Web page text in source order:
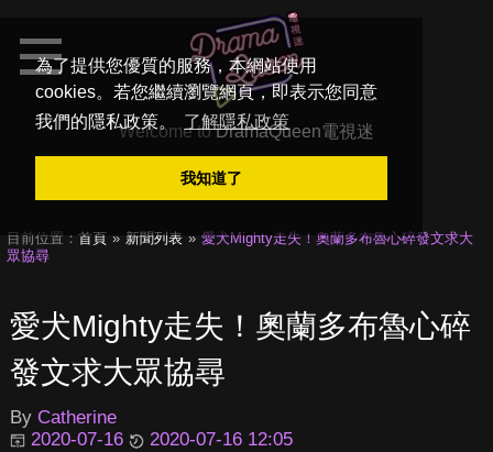
為了提供您優質的服務，本網站使用
cookies。若您繼續瀏覽網頁，即表示您同意
我們的隱私政策。
了解隱私政策
我知道了
Welcome toDramaQueen電視迷
目前位置： 首頁 新聞列表
愛犬Mighty走失！奧蘭多布魯心碎發文求大
眾協尋
愛犬Mighty走失！奧蘭多布魯心碎
發文求大眾協尋
By Catherine
2020-07-16
2020-07-16 12:05